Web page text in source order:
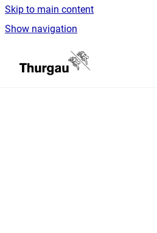
Skip to main content
Show navigation